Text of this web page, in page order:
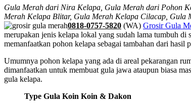
Gula Merah dari Nira Kelapa, Gula Merah dari Pohon
Merah Kelapa Blitar, Gula Merah Kelapa Cilacap, Gula
0818-0757-5820 (WA) Grosir Gula
merupakan jenis kelapa lokal yang sudah lama tumbuh
memanfaatkan pohon kelapa sebagai tambahan dari hasil
Umumnya pohon kelapa yang ada di areal pekarangan
dimanfaatkan untuk membuat gula jawa ataupun biasa
gula kelapa.
Type Gula Koin Koin & Dakon